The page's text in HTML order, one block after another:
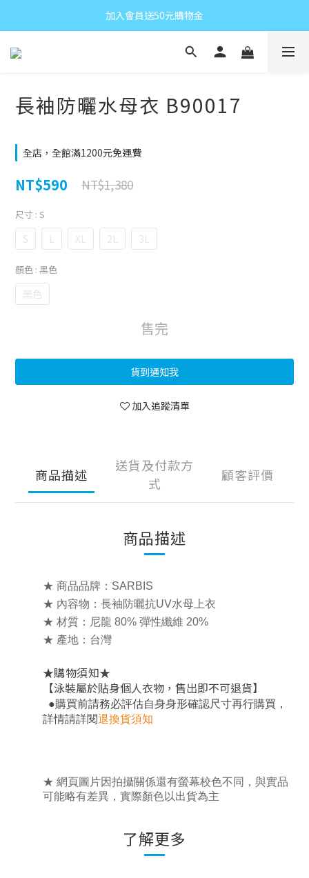
加入會員送50元購物金
長袖防曬水母衣 B90017
全店，全館滿1200元免運費
NT$590 NT$1,380
尺寸 : S
S L XL 2L 3L
顏色 : 黑色
黑色
售完
貨到通知我
加入追蹤清單
商品描述
送貨及付款方
式
顧客評價
商品描述
★ 商品品牌：SARBIS
★ 內容物：長袖防曬抗UV水母上衣
★ 材質：尼龍 80% 彈性纖維 20%
★ 產地：台灣
★購物須知★
【泳裝屬於貼身個人衣物，售出即不可退貨】
●購買前請務必評估自身身形確認尺寸再行購買 ，
詳情請詳閱退換貨須知
★ 網頁圖片因拍攝關係還有螢幕校色不同，與實品
可能略有差異，實際顏色以出貨為主
了解更多